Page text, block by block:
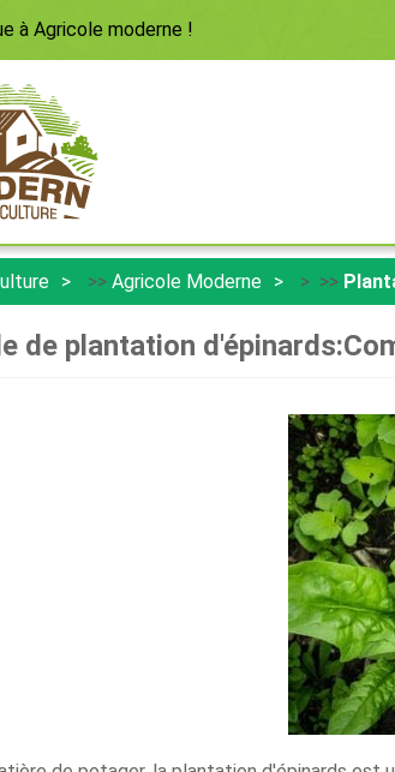
à Agricole moderne !
>> Agricole Moderne > >>
de plantation